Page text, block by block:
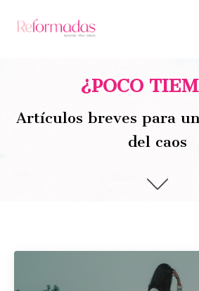
¿POCO
Artículos breves para
del caos